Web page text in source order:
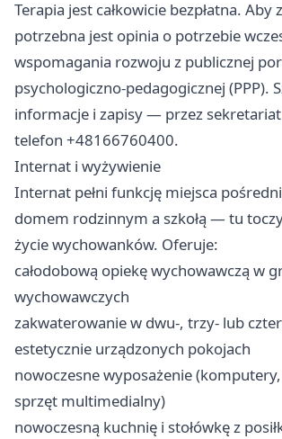
Terapia jest całkowicie bezpłatna. Aby
potrzebna jest opinia o potrzebie
wspomagania rozwoju z publicznej
psychologiczno-pedagogicznej (PPP).
informacje i zapisy — przez
telefon +48166760400.
Internat i wyżywienie
Internat pełni funkcję miejsca
domem rodzinnym a szkołą — tu
życie wychowanków. Oferuje:
całodobową opiekę wychowawczą w
wychowawczych
zakwaterowanie w dwu-, trzy- lub
estetycznie urządzonych pokojach
nowoczesne wyposażenie
sprzęt multimedialny)
nowoczesną kuchnię i stołówkę z